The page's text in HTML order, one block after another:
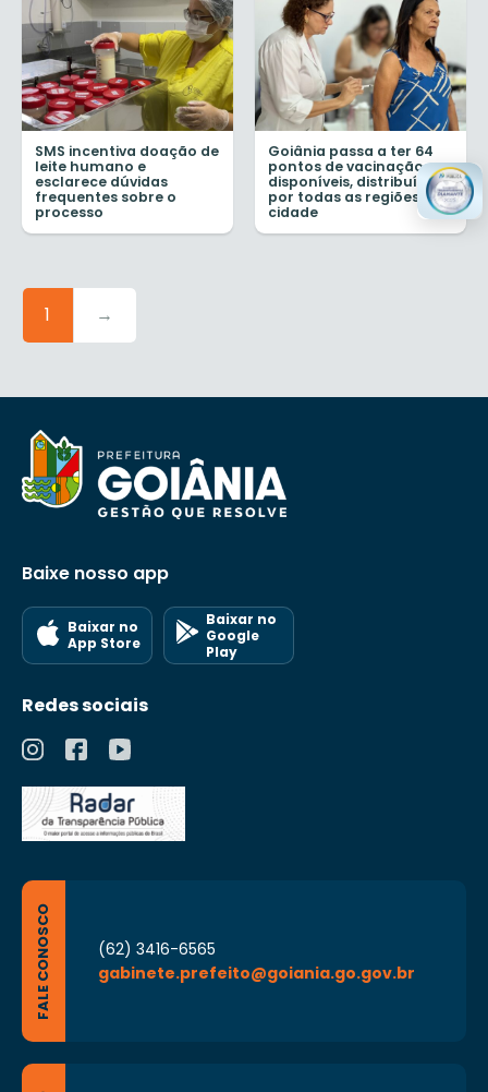
SMS incentiva doação de
leite humano e
esclarece dúvidas
frequentes sobre o
processo
Goiânia passa a ter 64
pontos de vacinação
disponíveis, distribuídos
por todas as regiões da
cidade
1 →
Baixe nosso app
Baixar no
App Store
Baixar no
Google
Play
Redes sociais
FALE CONOSCO
(62) 3416-6565
gabinete.prefeito@goiania.go.gov.br